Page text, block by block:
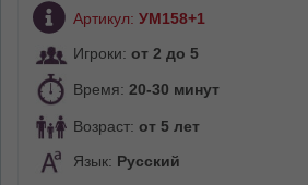
Артикул: УМ158+1
Игроки: от 2 до 5
Время: 20-30 минут
Возраст: от 5 лет
Язык: Русский